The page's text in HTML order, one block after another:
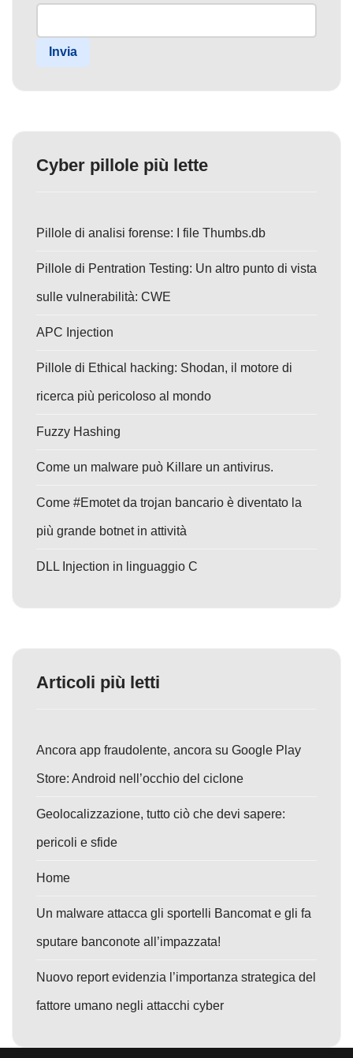
Invia
Cyber pillole più lette
Pillole di analisi forense: I file Thumbs.db
Pillole di Pentration Testing: Un altro punto di vista
sulle vulnerabilità: CWE
APC Injection
Pillole di Ethical hacking: Shodan, il motore di
ricerca più pericoloso al mondo
Fuzzy Hashing
Come un malware può Killare un antivirus.
Come #Emotet da trojan bancario è diventato la
più grande botnet in attività
DLL Injection in linguaggio C
Articoli più letti
Ancora app fraudolente, ancora su Google Play
Store: Android nell’occhio del ciclone
Geolocalizzazione, tutto ciò che devi sapere:
pericoli e sfide
Home
Un malware attacca gli sportelli Bancomat e gli fa
sputare banconote all’impazzata!
Nuovo report evidenzia l’importanza strategica del
fattore umano negli attacchi cyber